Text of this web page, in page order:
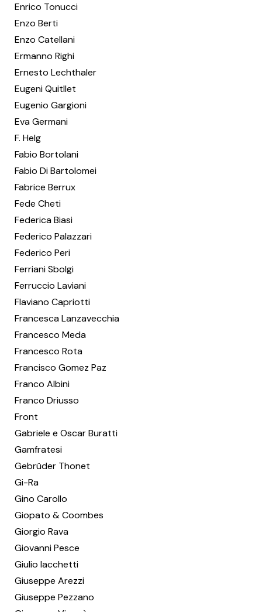
Enrico Tonucci
Enzo Berti
Enzo Catellani
Ermanno Righi
Ernesto Lechthaler
Eugeni Quitllet
Eugenio Gargioni
Eva Germani
F. Helg
Fabio Bortolani
Fabio Di Bartolomei
Fabrice Berrux
Fede Cheti
Federica Biasi
Federico Palazzari
Federico Peri
Ferriani Sbolgi
Ferruccio Laviani
Flaviano Capriotti
Francesca Lanzavecchia
Francesco Meda
Francesco Rota
Francisco Gomez Paz
Franco Albini
Franco Driusso
Front
Gabriele e Oscar Buratti
Gamfratesi
Gebrüder Thonet
Gi-Ra
Gino Carollo
Giopato & Coombes
Giorgio Rava
Giovanni Pesce
Giulio Iacchetti
Giuseppe Arezzi
Giuseppe Pezzano